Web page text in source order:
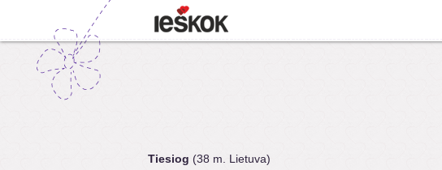
Tiesiog (38 m. Lietuva)